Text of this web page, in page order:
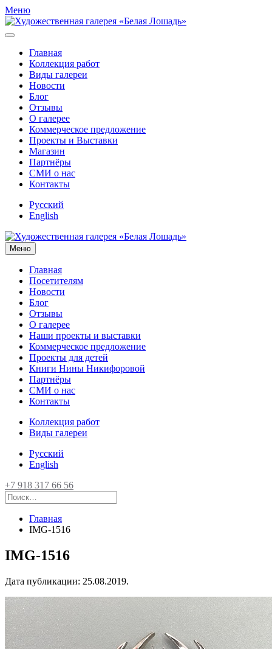
Меню
Главная
Коллекция работ
Виды галереи
Новости
Блог
Отзывы
О галерее
Коммерческое предложение
Проекты и Выставки
Магазин
Партнёры
СМИ о нас
Контакты
Русский
English
Меню
Главная
Посетителям
Новости
Блог
Отзывы
О галерее
Наши проекты и выставки
Коммерческое предложение
Проекты для детей
Книги Нины Никифоровой
Партнёры
СМИ о нас
Контакты
Коллекция работ
Виды галереи
Русский
English
+7 918 317 66 56
Главная
IMG-1516
IMG-1516
Дата публикации: 25.08.2019.